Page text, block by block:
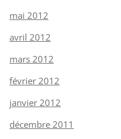
mai 2012
avril 2012
mars 2012
février 2012
janvier 2012
décembre 2011